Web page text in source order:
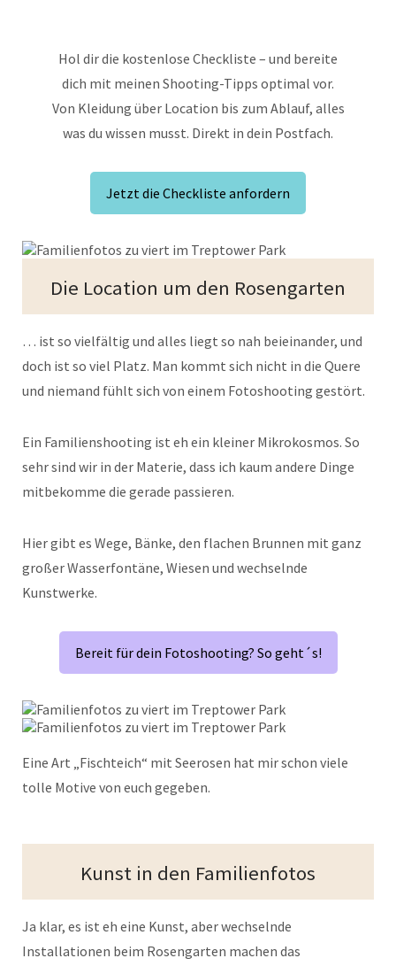
Hol dir die kostenlose Checkliste – und bereite
dich mit meinen Shooting-Tipps optimal vor.
Von Kleidung über Location bis zum Ablauf, alles
was du wissen musst. Direkt in dein Postfach.
Jetzt die Checkliste anfordern
Die Location um den Rosengarten
… ist so vielfältig und alles liegt so nah beieinander, und
doch ist so viel Platz. Man kommt sich nicht in die Quere
und niemand fühlt sich von einem Fotoshooting gestört.
Ein Familienshooting ist eh ein kleiner Mikrokosmos. So
sehr sind wir in der Materie, dass ich kaum andere Dinge
mitbekomme die gerade passieren.
Hier gibt es Wege, Bänke, den flachen Brunnen mit ganz
großer Wasserfontäne, Wiesen und wechselnde
Kunstwerke.
Bereit für dein Fotoshooting? So geht´s!
Eine Art „Fischteich“ mit Seerosen hat mir schon viele
tolle Motive von euch gegeben.
Kunst in den Familienfotos
Ja klar, es ist eh eine Kunst, aber wechselnde
Installationen beim Rosengarten machen das